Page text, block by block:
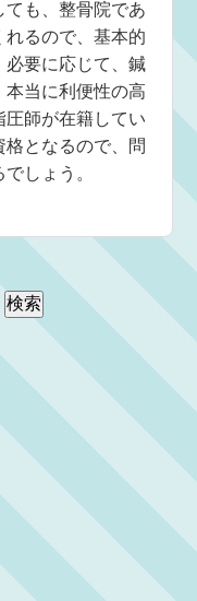
ても、整骨院であ
れるので、基本的
必要に応じて、鍼
当に利便性の高
圧師が在籍してい
となるので、問
しょう。